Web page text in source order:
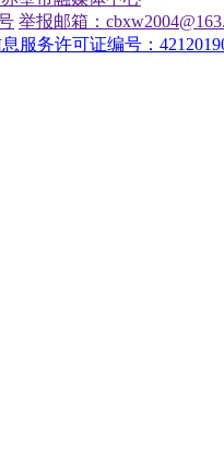
举报邮箱：
服务许可证编号：